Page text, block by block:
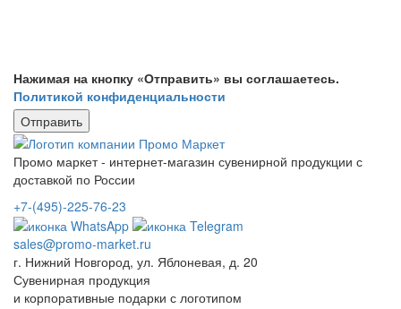
Нажимая на кнопку «Отправить» вы соглашаетесь.
Политикой конфиденциальности
Промо маркет - интернет-магазин сувенирной продукции с
доставкой по России
+7-(495)-225-76-23
sales@promo-market.ru
г. Нижний Новгород, ул. Яблоневая, д. 20
Сувенирная продукция
и корпоративные подарки с логотипом